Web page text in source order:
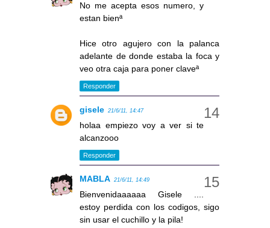
No me acepta esos numero, y
estan bienª
Hice otro agujero con la palanca
adelante de donde estaba la foca y
veo otra caja para poner claveª
Responder
gisele 21/6/11, 14:47
holaa empiezo voy a ver si te
alcanzooo
Responder
MABLA 21/6/11, 14:49
Bienvenidaaaaaa Gisele ....
estoy perdida con los codigos, sigo
sin usar el cuchillo y la pila!